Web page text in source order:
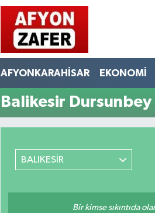
AFYONKARAHİSAR EKONOMİ
Balikesir
BALIKESİR
Bir kimse sıkıntıda